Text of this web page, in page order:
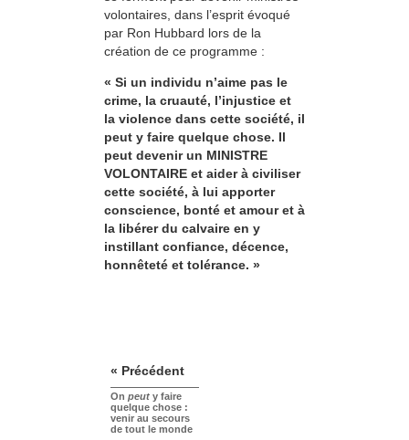
volontaires, dans l’esprit évoqué
par Ron Hubbard lors de la
création de ce programme :
« Si un individu n’aime pas le
crime, la cruauté, l’injustice et
la violence dans cette société, il
peut y faire quelque chose. Il
peut devenir un MINISTRE
VOLONTAIRE et aider à civiliser
cette société, à lui apporter
conscience, bonté et amour et à
la libérer du calvaire en y
instillant confiance, décence,
honnêteté et tolérance. »
« Précédent
On peut y faire
quelque chose :
venir au secours
de tout le monde